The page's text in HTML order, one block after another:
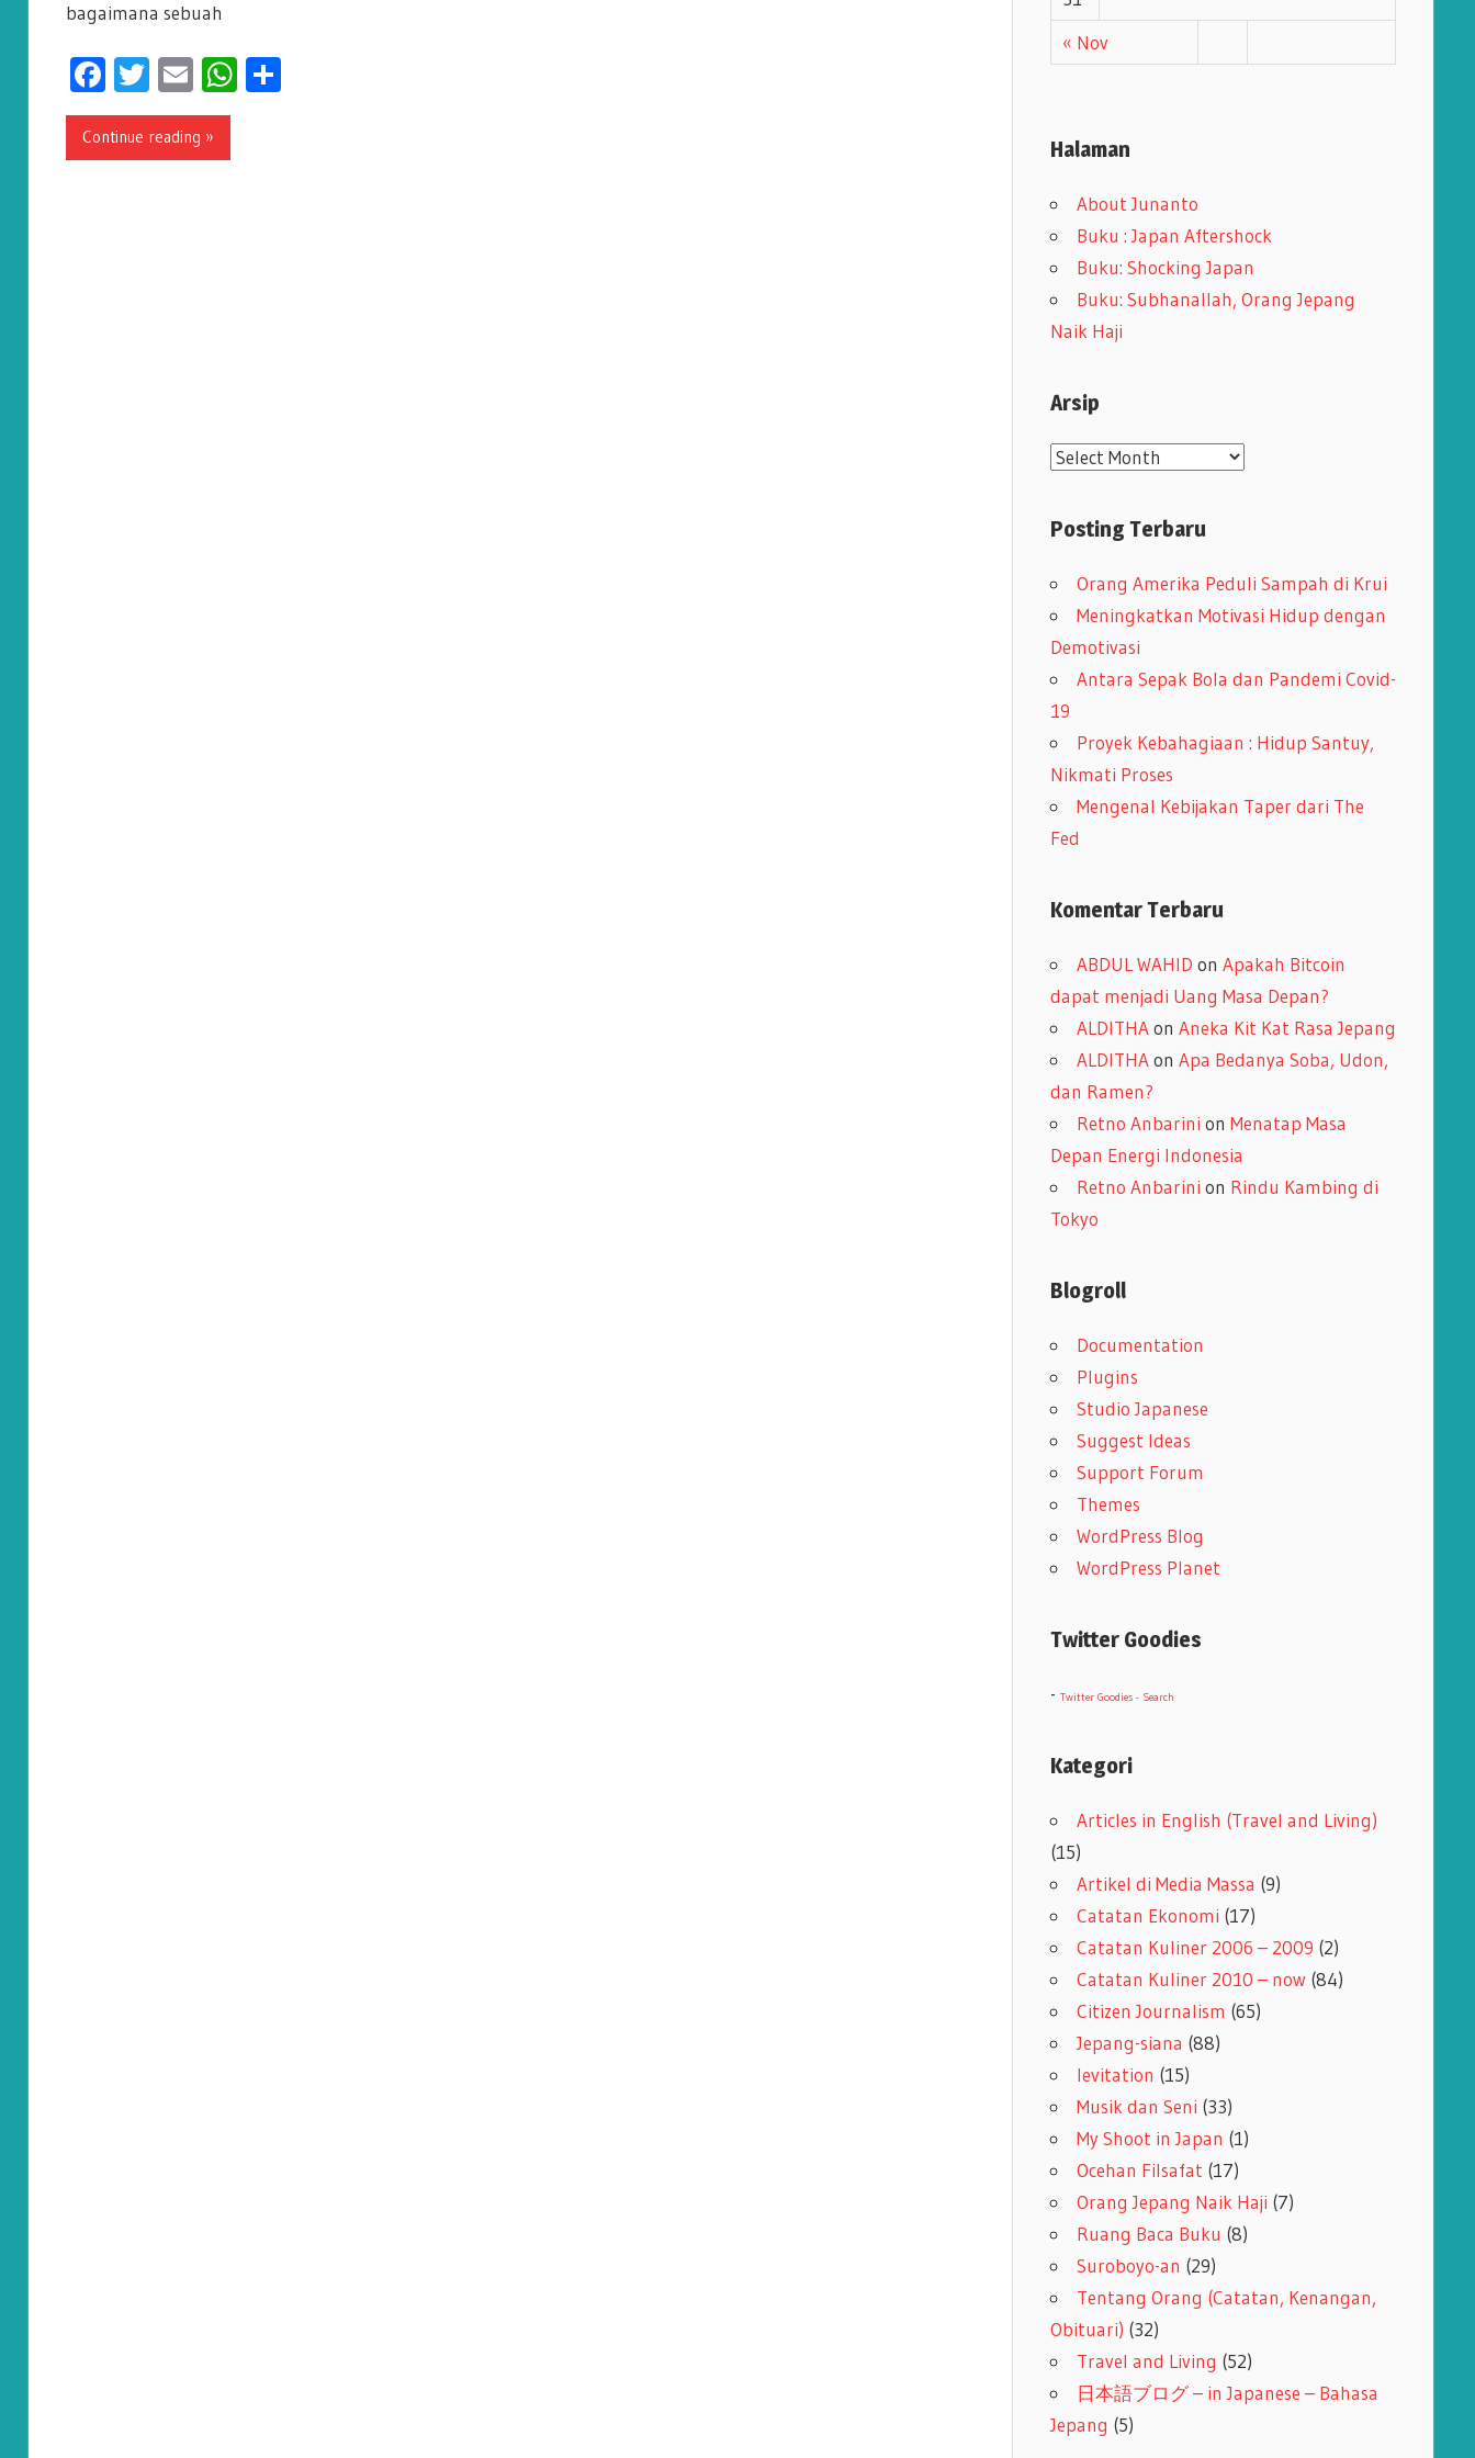
bagaimana sebuah
Facebook
Twitter
EmailWhatsApp
Share
Continue reading »
« Nov
Halaman
About Junanto
Buku : Japan Aftershock
Buku: Shocking Japan
Buku: Subhanallah, Orang Jepang
Naik Haji
Arsip
A
s
p
Posting Terbaru
Orang Amerika Peduli Sampah di Krui
Meningkatkan Motivasi Hidup dengan
Demotivasi
Antara Sepak Bola dan Pandemi Covid-
19
Proyek Kebahagiaan : Hidup Santuy,
Nikmati Proses
Mengenal Kebijakan Taper dari The
Fed
Komentar Terbaru
ABDUL WAHID on Apakah Bitcoin
dapat menjadi Uang Masa Depan?
ALDITHAon Aneka Kit Kat Rasa Jepang
ALDITHAon Apa Bedanya Soba, Udon,
dan Ramen?
Retno Anbarini on Menatap Masa
Depan Energi Indonesia
Retno Anbarini on Rindu Kambing di
Tokyo
Blogroll
Documentation
Plugins
Studio Japanese
Suggest Ideas
Support Forum
Themes
WordPress Blog
WordPress Planet
Twitter Goodies
- Twitter Goodies - Search
Kategori
Articles in English (Travel and Living)
(15)
Artikel di Media Massa (9)
Catatan Ekonomi (17)
Catatan Kuliner 2006 – 2009 (2)
Catatan Kuliner 2010 – now(84)
Citizen Journalism (65)
Jepang-siana (88)
levitation (15)
Musik dan Seni (33)
My Shoot in Japan (1)
Ocehan Filsafat (17)
Orang Jepang Naik Haji (7)
Ruang Baca Buku (8)
Suroboyo-an (29)
Tentang Orang (Catatan, Kenangan,
Obituari) (32)
Travel and Living (52)
日本語ブログ – in Japanese – Bahasa
Jepang (5)